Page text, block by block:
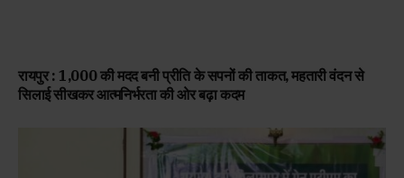
रायपुर : 1,000 की मदद बनी प्रीति के सपनों की ताकत, महतारी वंदन से
सिलाई सीखकर आत्मनिर्भरता की ओर बढ़ा कदम